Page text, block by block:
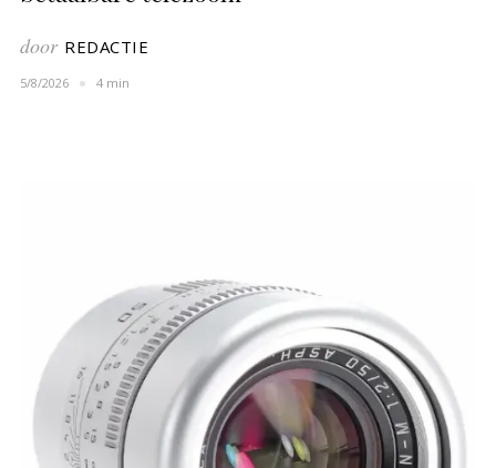
door REDACTIE
5/8/2026 4 min